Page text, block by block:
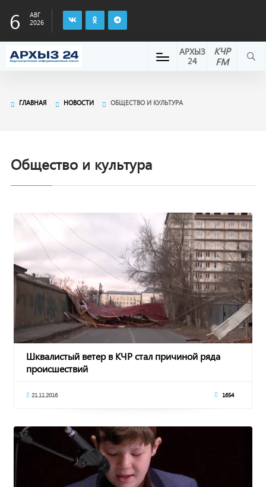
6
АВГ
2026
КЧР
FM
АРХЫЗ
24
ГЛАВНАЯ НОВОСТИ ОБЩЕСТВО И КУЛЬТУРА
Общество и культура
Шквалистый ветер в КЧР стал причиной ряда
происшествий
21.11.2016 1654